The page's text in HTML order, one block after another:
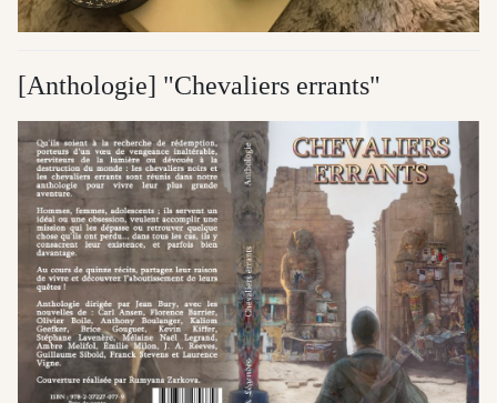
[Anthologie] "Chevaliers errants"